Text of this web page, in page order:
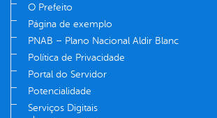
O Prefeito
Página de exemplo
PNAB – Plano Nacional Aldir Blanc
Política de Privacidade
Portal do Servidor
Potencialidade
Serviços Digitais